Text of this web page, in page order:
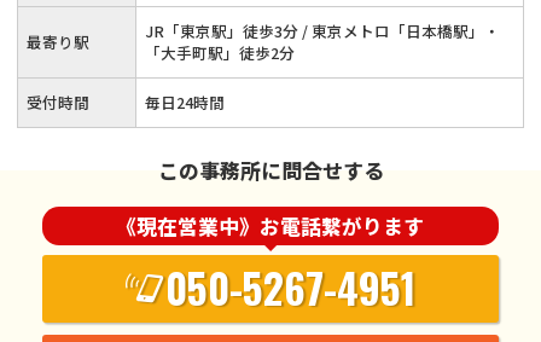
最寄り駅
JR「東京駅」徒歩3分 / 東京メトロ「日本橋駅」・
「大手町駅」徒歩2分
受付時間 毎日24時間
この事務所に問合せする
《現在営業中》お電話繋がります
050-5267-4951